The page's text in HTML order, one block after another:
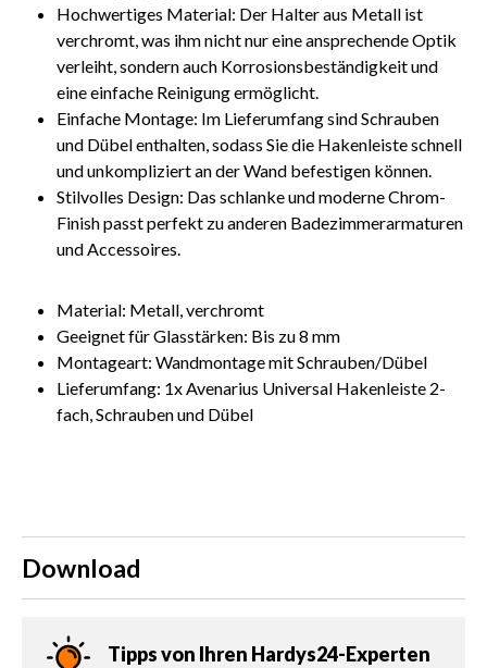
Hochwertiges Material: Der Halter aus Metall ist
verchromt, was ihm nicht nur eine ansprechende Optik
verleiht, sondern auch Korrosionsbeständigkeit und
eine einfache Reinigung ermöglicht.
Einfache Montage: Im Lieferumfang sind Schrauben
und Dübel enthalten, sodass Sie die Hakenleiste schnell
und unkompliziert an der Wand befestigen können.
Stilvolles Design: Das schlanke und moderne Chrom-
Finish passt perfekt zu anderen Badezimmerarmaturen
und Accessoires.
Material: Metall, verchromt
Geeignet für Glasstärken: Bis zu 8 mm
Montageart: Wandmontage mit Schrauben/Dübel
Lieferumfang: 1x Avenarius Universal Hakenleiste 2-
fach, Schrauben und Dübel
Download
Tipps von Ihren Hardys24-Experten